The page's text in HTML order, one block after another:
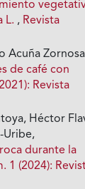
L. , Revista
Acuña
de café con
Revista
Héctor
Uribe,
durante la
1 (2024):